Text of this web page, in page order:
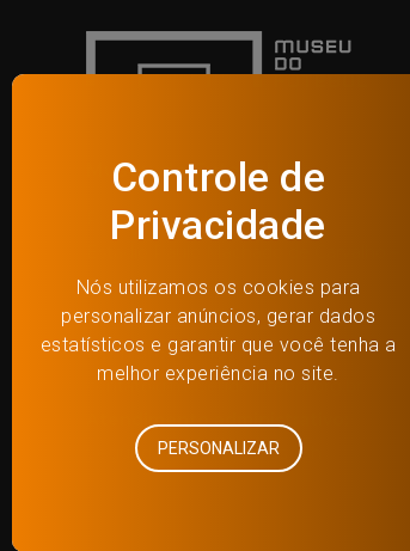
Museu do Futebol
Praça Charles Miller, s/n
Pacaembu
São Paulo/SP – Brasil
(55) 11 3664-3848
contato@museudofutebol.org.br
Atendimento administrativo:
Segunda a Sexta | 9h às 18h